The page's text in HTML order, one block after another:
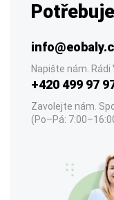
Napište nám.
+420 499 97
Zavolejte nám.
(Po–Pá: